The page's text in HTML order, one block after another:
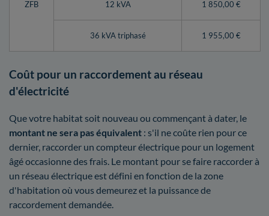
ZFB 12 kVA 1 850,00 €
36 kVA triphasé 1 955,00 €
Coût pour un raccordement au réseau
d'électricité
Que votre habitat soit nouveau ou commençant à dater, le
montant ne sera pas équivalent : s'il ne coûte rien pour ce
dernier, raccorder un compteur électrique pour un logement
âgé occasionne des frais. Le montant pour se faire raccorder à
un réseau électrique est défini en fonction de la zone
d'habitation où vous demeurez et la puissance de
raccordement demandée.